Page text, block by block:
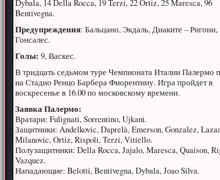
Dybala, 14 Della Rocca, 19 Terzi, 22 Ortiz, 25 Maresca, 96
Bentivegna.
Предупреждения: Бальцано, Экдаль, Диаките –
Гонсалес.
Голы: 9, Васкес.
В тридцать седьмом туре Чемпионата Италии Палермо
на Стадио Ренцо Барбера Фиорентину. Игра пройдет в
воскресенье в 16.00 по московскому времени.
Заявка Палермо:
Вратари: Fulignati, Sorrentino, Ujkani.
Защитники: Andelkovic, Daprelà, Emerson, Gonzalez,
Milanovic, Ortiz, Rispoli, Terzi, Vitiello.
Полузащитники: Della Rocca, Jajalo, Maresca, Quaison,
Vazquez.
Нападающие: Belotti, Bentivegna, Dybala, Joao Silva.